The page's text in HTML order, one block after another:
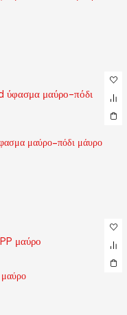
μαύρο-πόδι μάυρο